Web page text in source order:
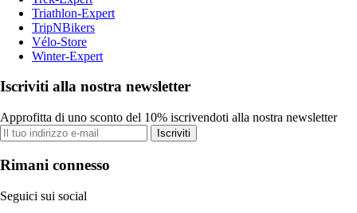
Triathlon-Expert
TripNBikers
Vélo-Store
Winter-Expert
Iscriviti alla nostra newsletter
Approfitta di uno sconto del 10% iscrivendoti alla nostra newsletter
Iscriviti
Rimani connesso
Seguici sui social